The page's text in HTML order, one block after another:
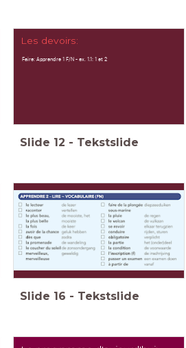
Les devoirs:
Faire: Apprendre 1 F/N - ex. 1.1: 1 et 2
Slide 12 - Tekstslide
Slide 16 - Tekstslide